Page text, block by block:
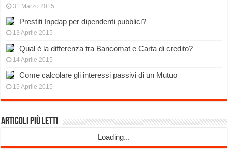
31 Marzo 2015
Prestiti Inpdap per dipendenti pubblici?
13 Aprile 2015
Qual è la differenza tra Bancomat e Carta di credito?
14 Aprile 2015
Come calcolare gli interessi passivi di un Mutuo
15 Aprile 2015
Articoli più Letti
Loading...